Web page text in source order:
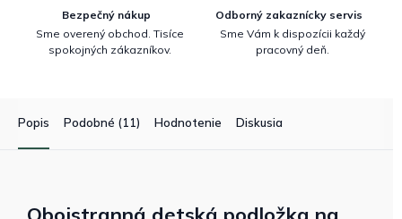
Bezpečný nákup
Sme overený obchod. Tisíce
spokojných zákazníkov.
Odborný zakaznícky servis
Sme Vám k dispozícii každý
pracovný deň.
Popis Podobné (11) Hodnotenie Diskusia